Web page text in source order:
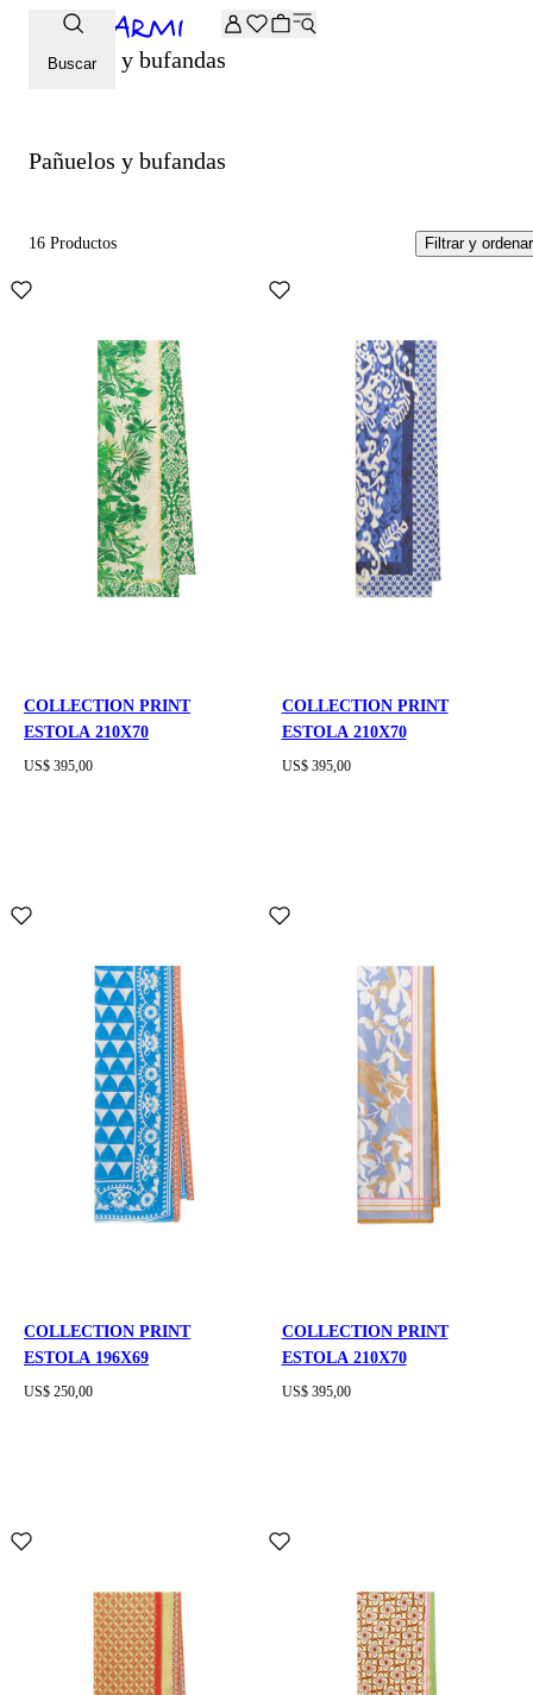
-20% extra en la selección Archive. Introduce el código
Buscar
Pañuelos y bufandas
Pañuelos y bufandas
16 Productos Filtrar y ordenar
COLLECTION PRINT
ESTOLA 210X70
US$ 395,00
COLLECTION PRINT
ESTOLA 210X70
US$ 395,00
COLLECTION PRINT
ESTOLA 196X69
US$ 250,00
COLLECTION PRINT
ESTOLA 210X70
US$ 395,00